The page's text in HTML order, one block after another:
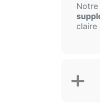
Notre
claire